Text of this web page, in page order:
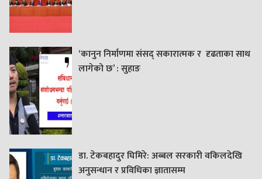
‘कानुन निर्माणमा संसद् सकारात्मक र दृढताका साथ
लागेको छ’ : सुहाङ
डा. टेकबहादुर घिमिरे: अब्बल सरकारी वकिलदेखि
अनुसन्धान र प्रविधिका ज्ञातासम्म